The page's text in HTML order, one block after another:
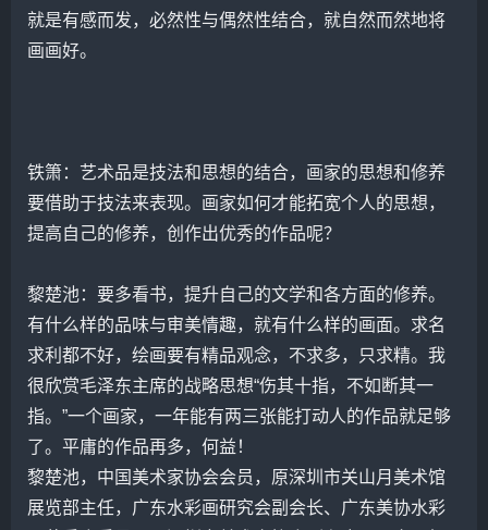
就是有感而发，必然性与偶然性结合，就自然而然地将
画画好。
铁箫：艺术品是技法和思想的结合，画家的思想和修养
要借助于技法来表现。画家如何才能拓宽个人的思想，
提高自己的修养，创作出优秀的作品呢？
黎楚池：要多看书，提升自己的文学和各方面的修养。
有什么样的品味与审美情趣，就有什么样的画面。求名
求利都不好，绘画要有精品观念，不求多，只求精。我
很欣赏毛泽东主席的战略思想“伤其十指，不如断其一
指。”一个画家，一年能有两三张能打动人的作品就足够
了。平庸的作品再多，何益！
黎楚池，中国美术家协会会员，原深圳市关山月 美术馆
展览部主任，广东水彩画研究会副会长、广东美协水彩